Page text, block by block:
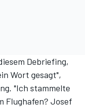
Debriefing,
Wort gesagt",
"Ich stammelte
Flughafen? Josef